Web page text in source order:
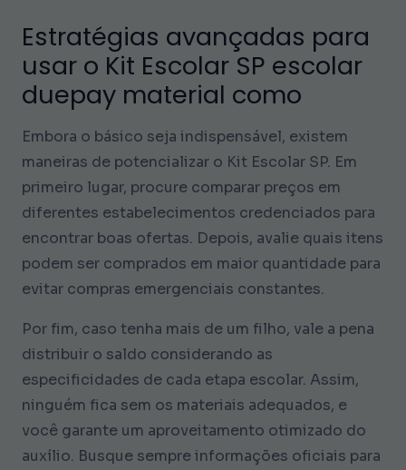
Estratégias avançadas para
usar o Kit Escolar SP escolar
duepay material como
Embora o básico seja indispensável, existem
maneiras de potencializar o Kit Escolar SP. Em
primeiro lugar, procure comparar preços em
diferentes estabelecimentos credenciados para
encontrar boas ofertas. Depois, avalie quais itens
podem ser comprados em maior quantidade para
evitar compras emergenciais constantes.
Por fim, caso tenha mais de um filho, vale a pena
distribuir o saldo considerando as
especificidades de cada etapa escolar. Assim,
ninguém fica sem os materiais adequados, e
você garante um aproveitamento otimizado do
auxílio. Busque sempre informações oficiais para